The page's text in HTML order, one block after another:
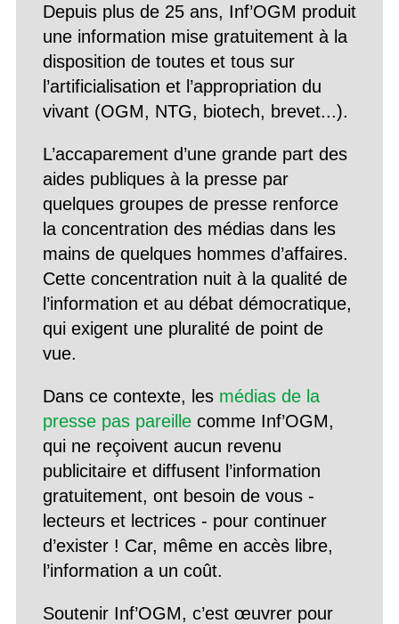
Depuis plus de 25 ans, Inf’OGM produit
une information mise gratuitement à la
disposition de toutes et tous sur
l’artificialisation et l’appropriation du
vivant (OGM, NTG, biotech, brevet...).
L’accaparement d’une grande part des
aides publiques à la presse par
quelques groupes de presse renforce
la concentration des médias dans les
mains de quelques hommes d’affaires.
Cette concentration nuit à la qualité de
l’information et au débat démocratique,
qui exigent une pluralité de point de
vue.
Dans ce contexte, les médias de la
presse pas pareillecomme Inf’OGM,
qui ne reçoivent aucun revenu
publicitaire et diffusent l’information
gratuitement, ont besoin de vous -
lecteurs et lectrices - pour continuer
d’exister ! Car, même en accès libre,
l’information a un coût.
Soutenir Inf’OGM, c’est œuvrer pour